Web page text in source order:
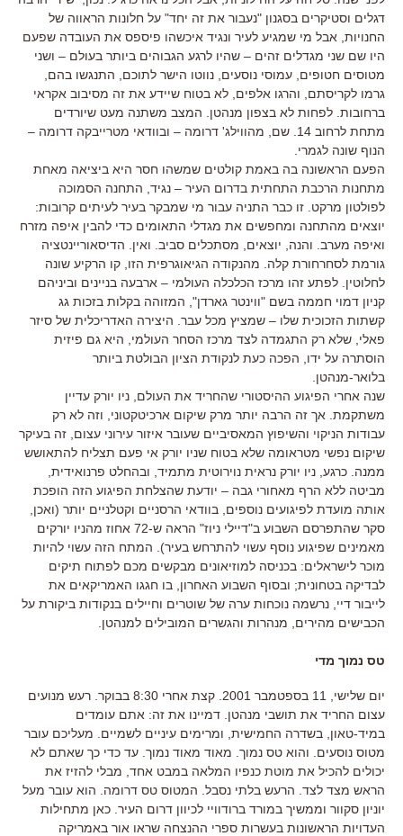
דגלים וסטיקרים בסגנון "נעבור את זה יחד" על חלונות הראווה של
החנויות, אבל מי שמגיע לעיר ונגיד איכשהו פיספס את העובדה שפעם
היו שם שני מגדלים זהים – שהיו לרגע הגבוהים ביותר בעולם – ושני
מטוסים חטופים, עמוסי נוסעים, נווטו הישר לתוכם, התנגשו בהם,
גרמו לקריסתם, והרגו אלפים, לא בטוח שיידע את זה מסיבוב אקראי
ברחובות. לפחות לא בצפון מנהטן. המצב משתנה מעט שיורדים
מתחת לרחוב 14. שם, מהווילג' דרומה – ובוודאי מטרייבקה דרומה –
הנוף שונה לגמרי.
הפעם הראשונה בה באמת קולטים שמשהו חסר היא ביציאה מאחת
מתחנות הרכבת התחתית בדרום העיר – נגיד, התחנה הסמוכה
לפולטון מרקט. זו כבר התניה עבור מי שמבקר בעיר לעיתים קרובות:
יוצאים מהתחנה ומחפשים את מגדלי התאומים כדי להבין איפה מזרח
ואיפה מערב. והנה, יוצאים, מסתכלים סביב. ואין. הדיסאוריינטציה
גורמת לסחרחורת קלה. מהנקודה הגיאוגרפית הזו, קו הרקיע שונה
לחלוטין. לפתע זהו מרכז הכלכלה העולמי – ארבעה בניינים וביניהם
קניון דמוי חממה בשם "ווינטר גארדן", המזוהה בקלות בזכות גג
קשתות הזכוכית שלו – שמציץ מכל עבר. היצירה האדריכלית של סיזר
פאלי, שלא רק התגמדה לצד מרכז הסחר העולמי, היא גם פיזית
הוסתרה על ידו, הפכה כעת לנקודת הציון הבולטת ביותר
בלואר-מנהטן.
שנה אחרי הפיגוע ההיסטורי שהחריד את העולם, ניו יורק עדיין
משתקמת. אך זה הרבה יותר מרק שיקום ארכיטקטוני, וזה לא רק
עבודות הניקוי והשיפוץ המאסיביים שעובר איזור עירוני עצום, זה בעיקר
שיקום נפשי מטראומה שלא בטוח שניו יורק אי פעם תצליח להתאושש
ממנה. כרגע, ניו יורק נראית נוירוטית מתמיד, ובהחלט פרנואידית,
מביטה ללא הרף מאחורי גבה – יודעת שהצלחת הפיגוע הזה הופכת
אותה מועדת לפיגועים נוספים, בוודאי הרסניים וקטלניים יותר (ואכן,
סקר שהתפרסם השבוע ב"דיילי ניוז" הראה ש-72 אחוז מהניו יורקים
מאמינים שפיגוע נוסף עשוי להתרחש בעיר). המתח הזה עשוי להיות
מוכר לישראלים: בכניסה למוזיאונים מבקשים מכם לפתוח תיקים
לבדיקה בטחונית; ובסוף השבוע האחרון, בו חגגו האמריקאים את
לייבור דיי, נרשמה נוכחות ערה של שוטרים וחיילים בנקודות ביקורת על
הכבישים מהירים, מנהרות והגשרים המובילים למנהטן.
טס נמוך מדי
יום שלישי, 11 בספטמבר 2001. קצת אחרי 8:30 בבוקר. רעש מנועים
עצום החריד את תושבי מנהטן. דמיינו את זה: אתם עומדים
במיד-טאון, בשדרה החמישית, ומרימים עיניים לשמיים. מעליכם עובר
מטוס נוסעים. והוא טס נמוך. מאוד מאוד נמוך. עד כדי כך שאתם לא
יכולים להכיל את מוטת כנפיו המלאה במבט אחד, מבלי להזיז את
הראש מצד לצד. הרעש בלתי נסבל. המטוס טס דרומה. הוא עובר מעל
יוניון סקוור וממשיך במורד ברודוויי לכיוון דרום העיר. כאן מתחילות
העדויות הראשונות בעשרות ספרי ההנצחה שראו אור באמריקה